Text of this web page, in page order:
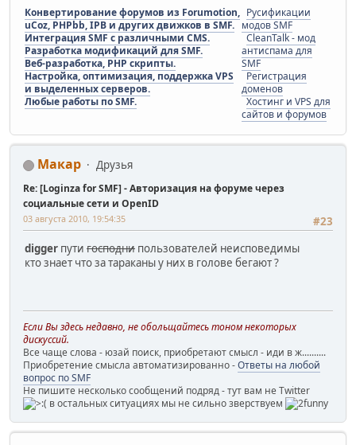
Конвертирование форумов из Forumotion,
uCoz, PHPbb, IPB и других движков в SMF.
Интеграция SMF с различными CMS.
Разработка модификаций для SMF.
Веб-разработка, PHP скрипты.
Настройка, оптимизация, поддержка VPS
и выделенных серверов.
Любые работы по SMF.
Русификации
модов SMF
CleanTalk - мод
антиспама для
SMF
Регистрация
доменов
Хостинг и VPS для
сайтов и форумов
Макар Друзья
Re: [Loginza for SMF] - Авторизация на форуме через
социальные сети и OpenID
#23
03 августа 2010, 19:54:35
digger пути господни пользователей неисповедимы
кто знает что за тараканы у них в голове бегают ?
Если Вы здесь недавно, не обольщайтесь тоном некоторых
дискуссий.
Все чаще слова - юзай поиск, приобретают смысл - иди в ж..........
Приобретение смысла автоматизированно -Ответы на любой
вопрос по SMF
Не пишите несколько сообщений подряд - тут вам не Twitter
в остальных ситуациях мы не сильно зверствуем